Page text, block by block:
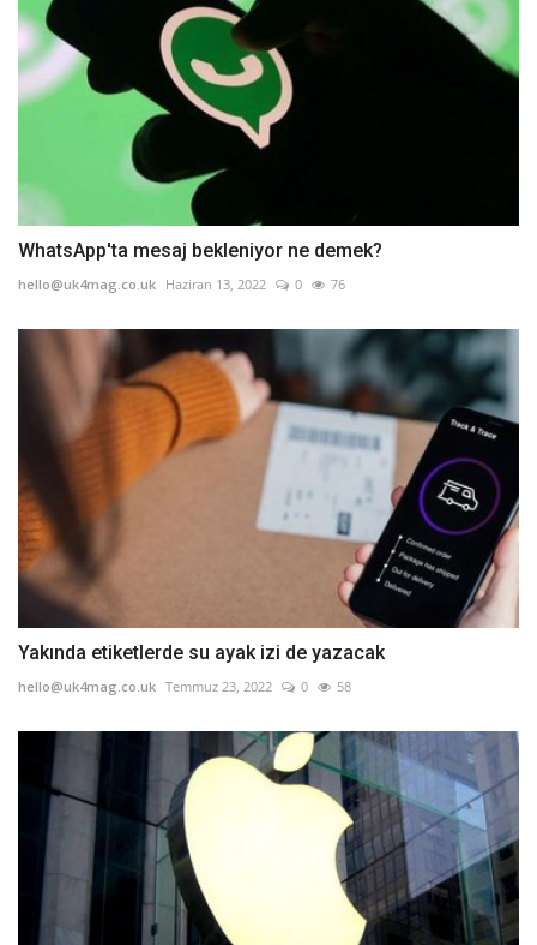
WhatsApp'ta mesaj bekleniyor ne demek?
hello@uk4mag.co.uk Haziran 13, 2022 0 76
Yakında etiketlerde su ayak izi de yazacak
hello@uk4mag.co.uk Temmuz 23, 2022 0 58